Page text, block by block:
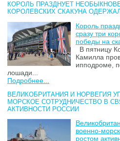
КОРОЛЬ ПРАЗДНУЕТ
КОРОЛЕВСКИХ СКАКУНА
Король
сразу три
победы на
В пятницу
Камилла
ипподроме,
лошади...
Подробнее...
ВЕЛИКОБРИТАНИЯ И НОРВЕГИЯ
МОРСКОЕ СОТРУДНИЧЕСТВО В
АКТИВНОСТИ РОССИИ
военно-
ростом